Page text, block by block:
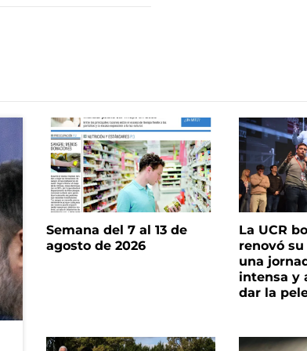
Semana del 7 al 13 de
agosto de 2026
La UCR
renovó
una
intensa y
dar la